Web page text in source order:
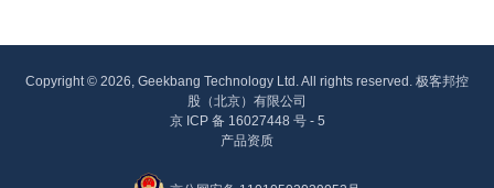
Copyright © 2026, Geekbang Technology Ltd. All rights reserved. 极客邦控
股（北京）有限公司
京 ICP 备 16027448 号 - 5
产品资质